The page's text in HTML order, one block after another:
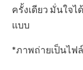
ครั้งเดียว มั่นใจ
แบบ
*ภาพถ่ายเป็นไฟ